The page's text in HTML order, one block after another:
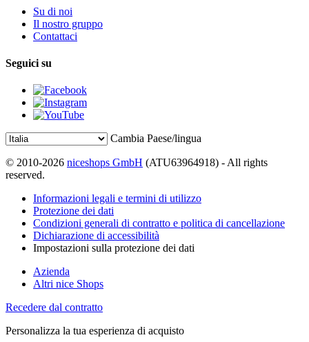
Su di noi
Il nostro gruppo
Contattaci
Seguici su
Cambia Paese/lingua
© 2010-2026 niceshops GmbH (ATU63964918) - All rights
reserved.
Informazioni legali e termini di utilizzo
Protezione dei dati
Condizioni generali di contratto e politica di cancellazione
Dichiarazione di accessibilità
Impostazioni sulla protezione dei dati
Azienda
Altri nice Shops
Recedere dal contratto
Personalizza la tua esperienza di acquisto